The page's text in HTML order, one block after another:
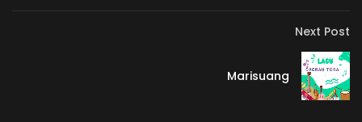
Next Post
Marisuang